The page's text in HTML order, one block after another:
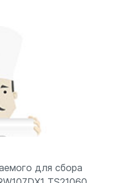
для сбора